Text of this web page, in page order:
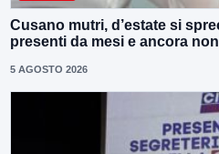
Cusano mutri, d’estate si
presenti da mesi e ancora
5 AGOSTO 2026